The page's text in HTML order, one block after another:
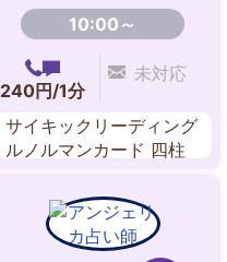
10:00～
240円/1分
未対応
サイキックリーディング
ルノルマンカード 四柱
ネリング 数秘術 姓名判